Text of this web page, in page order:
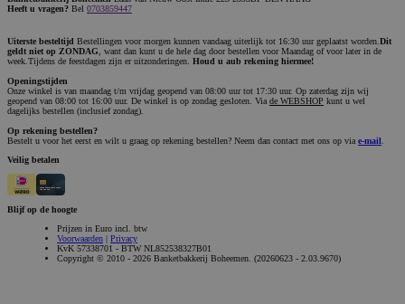
Heeft u vragen? Bel 0703859447
Uiterste besteltijd Bestellingen voor morgen kunnen vandaag uiterlijk tot 16:30 uur geplaatst worden. Dit
geldt niet op ZONDAG , want dan kunt u de hele dag door bestellen voor Maandag of voor later in de
week.Tijdens de feestdagen zijn er uitzonderingen. Houd u aub rekening hiermee!
Openingstijden
Onze winkel is van maandag t/m vrijdag geopend van 08:00 uur tot 17:30 uur. Op zaterdag zijn wij
geopend van 08:00 tot 16:00 uur. De winkel is op zondag gesloten. Via de WEBSHOP kunt u wel
dagelijks bestellen (inclusief zondag).
Op rekening bestellen?
Bestelt u voor het eerst en wilt u graag op rekening bestellen? Neem dan contact met ons op via e-mail
Veilig betalen
Blijf op de hoogte
Prijzen in Euro incl. btw
Voorwaarden | Privacy
KvK 57338701 - BTW NL852538327B01
Copyright © 2010 - 2026 Banketbakkerij Boheemen. (20260623 - 2.03.9670)